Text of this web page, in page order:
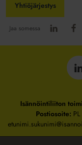
Yhtiöjärjestys
Jaa somessa
Isännöintiliiton
Postiosoite: